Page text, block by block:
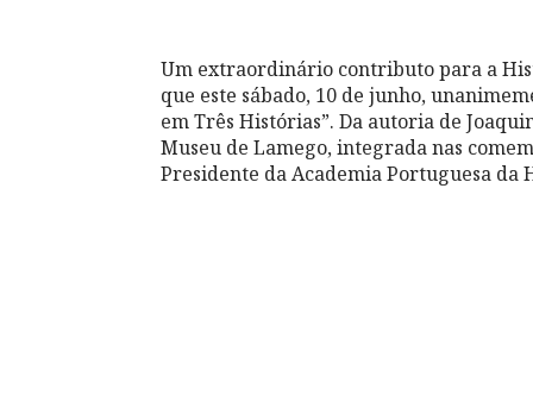
Um extraordinário contributo para a
que este sábado, 10 de junho,
em Três Histórias”. Da autoria de
Museu de Lamego, integrada nas
Presidente da Academia Portuguesa